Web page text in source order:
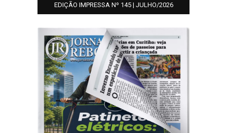
EDIÇÃO IMPRESSA Nº 145 | JULHO/2026